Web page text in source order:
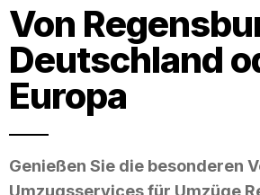
Von
Deutschland
Europa
Genießen Sie die besonderen
Umzugsservices für Umzüge